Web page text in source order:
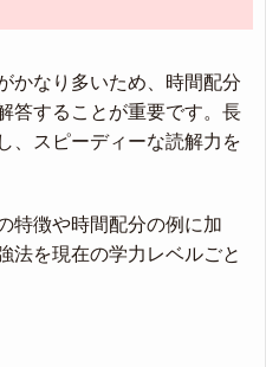
かなり多いため、時間配分
答することが重要です。長
、スピーディーな読解力を
特徴や時間配分の例に加
法を現在の学力レベルごと